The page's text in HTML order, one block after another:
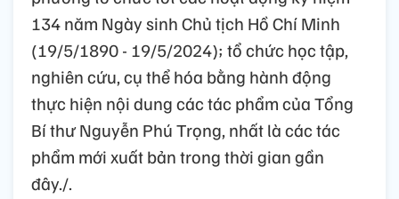
134 năm Ngày sinh Chủ tịch Hồ Chí Minh
(19/5/1890 - 19/5/2024); tổ chức học tập,
nghiên cứu, cụ thể hóa bằng hành động
thực hiện nội dung các tác phẩm của Tổng
Bí thư Nguyễn Phú Trọng, nhất là các tác
phẩm mới xuất bản trong thời gian gần
đây./.